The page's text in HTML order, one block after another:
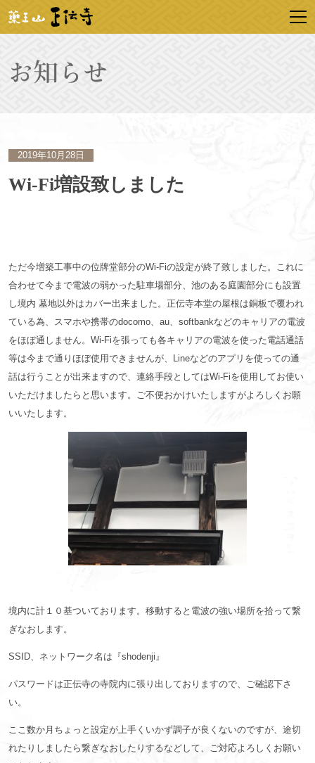
2019年10月28日
Wi-Fi増設致しました
ただ今増築工事中の位牌堂部分のWi-Fiの設定が終了致しました。これに
合わせて今まで電波の弱かった駐車場部分、池のある庭園部分にも設置
し境内 墓地以外はカバー出来ました。正伝寺本堂の屋根は銅板で覆われ
ている為、スマホや携帯のdocomo、au、softbankなどのキャリアの電波
をほぼ通しません。Wi-Fiを張っても各キャリアの電波を使った電話通話
等は今まで通りほぼ使用できませんが、Lineなどのアプリを使っての通
話は行うことが出来ますので、連絡手段としてはWi-Fiを使用してお使い
いただけましたらと思います。ご不便おかけいたしますがよろしくお願
いいたします。
境内に計１０基ついております。移動すると電波の強い場所を拾って繋
ぎなおします。
SSID、ネットワーク名は『shodenji』
パスワードは正伝寺の寺院内に張り出しておりますので、ご確認下さ
い。
ここ数か月ちょっと設定が上手くいかず調子が良くないのですが、途切
れたりしましたら繋ぎなおしたりするなどして、ご対応よろしくお願い